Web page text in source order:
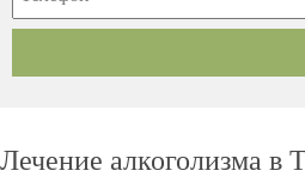
Лечение алкоголизма в